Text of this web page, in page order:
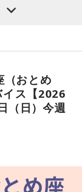
（おとめ
イス【2026
（日）今週